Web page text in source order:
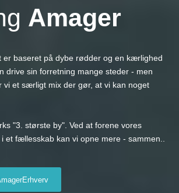
Amager
er baseret på dybe rødder og en kærlighed
drive sin forretning mange steder - men
vi et særligt mix der gør, at vi kan noget
"3. største by". Ved at forene vores
et fællesskab kan vi opne mere - sammen..